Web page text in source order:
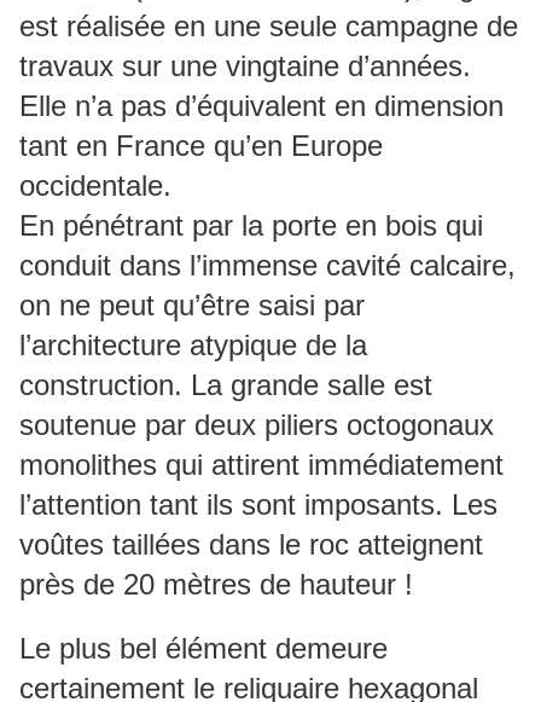
est réalisée en une seule campagne de
travaux sur une vingtaine d’années.
Elle n’a pas d’équivalent en dimension
tant en France qu’en Europe
occidentale.
En pénétrant par la porte en bois qui
conduit dans l’immense cavité calcaire,
on ne peut qu’être saisi par
l’architecture atypique de la
construction. La grande salle est
soutenue par deux piliers octogonaux
monolithes qui attirent immédiatement
l’attention tant ils sont imposants. Les
voûtes taillées dans le roc atteignent
près de 20 mètres de hauteur !
Le plus bel élément demeure
certainement le reliquaire hexagonal